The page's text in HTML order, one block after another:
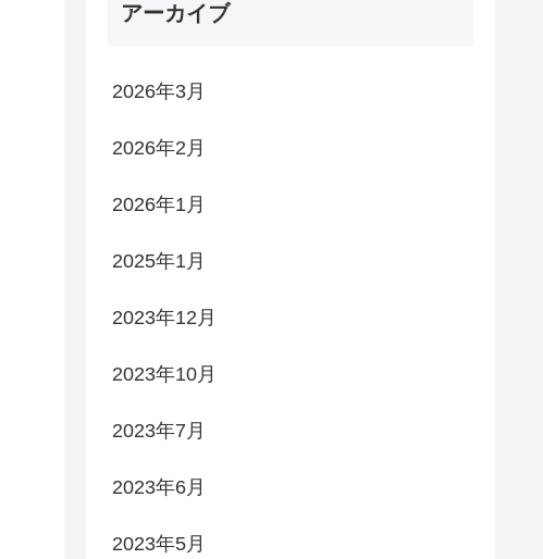
アーカイブ
2026年3月
2026年2月
2026年1月
2025年1月
2023年12月
2023年10月
2023年7月
2023年6月
2023年5月